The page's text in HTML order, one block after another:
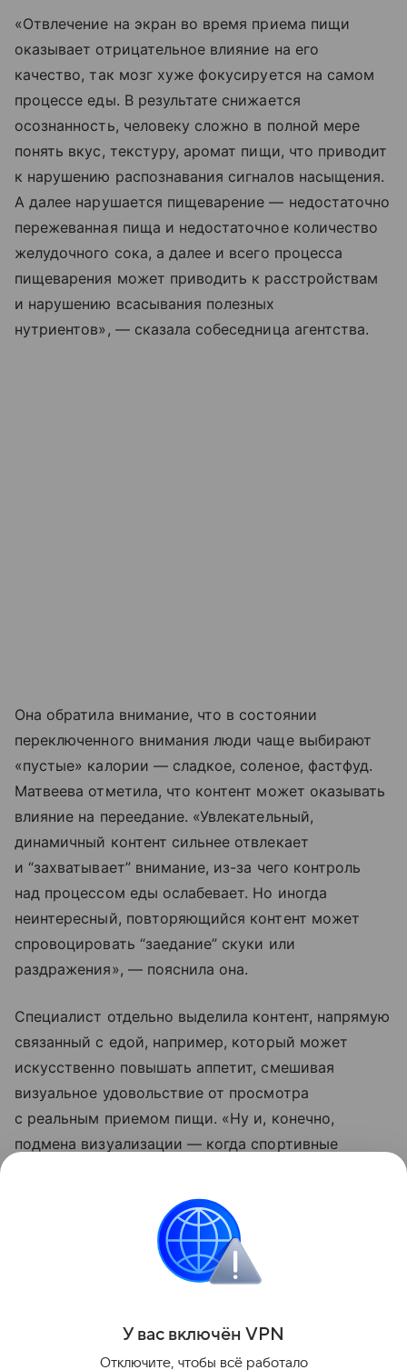
«Отвлечение на экран во время приема пищи
оказывает отрицательное влияние на его
качество, так мозг хуже фокусируется на самом
процессе еды. В результате снижается
осознанность, человеку сложно в полной мере
понять вкус, текстуру, аромат пищи, что приводит
к нарушению распознавания сигналов насыщения.
А далее нарушается пищеварение — недостаточно
пережеванная пища и недостаточное количество
желудочного сока, а далее и всего процесса
пищеварения может приводить к расстройствам
и нарушению всасывания полезных
нутриентов», — сказала собеседница агентства.
Она обратила внимание, что в состоянии
переключенного внимания люди чаще выбирают
«пустые» калории — сладкое, соленое, фастфуд.
Матвеева отметила, что контент может оказывать
влияние на переедание. «Увлекательный,
динамичный контент сильнее отвлекает
и “захватывает” внимание, из-за чего контроль
над процессом еды ослабевает. Но иногда
неинтересный, повторяющийся контент может
спровоцировать “заедание” скуки или
раздражения», — пояснила она.
Специалист отдельно выделила контент, напрямую
связанный с едой, например, который может
искусственно повышать аппетит, смешивая
визуальное удовольствие от просмотра
с реальным приемом пищи. «Ну и, конечно,
подмена визуализации — когда спортивные
подсознательно человек воспринимает такой вид
питания, как правильный, приводящий к стройной
или накаченной фигуре и успеху», — добавила
Поделиться
У вас включён VPN
Отключите, чтобы всё работало